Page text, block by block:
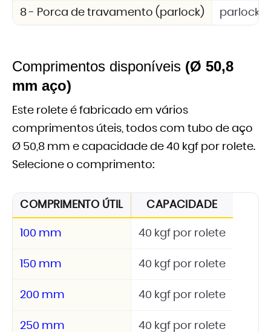
8 - Porca de travamento (parlock) parlock
Comprimentos disponíveis (Ø 50,8
mm aço)
Este rolete é fabricado em vários
comprimentos úteis, todos com tubo de aço
Ø 50,8 mm e capacidade de 40 kgf por rolete.
Selecione o comprimento:
COMPRIMENTO ÚTIL CAPACIDADE
100 mm 40 kgf por rolete
150 mm 40 kgf por rolete
200 mm 40 kgf por rolete
250 mm 40 kgf por rolete